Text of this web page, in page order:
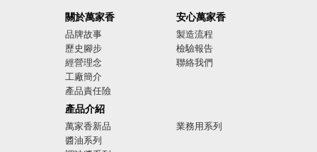
關於萬家香
品牌故事
歷史腳步
經營理念
工廠簡介
產品責任險
廣告影音
產品介紹
萬家香新品
醬油系列
業務用系列
安心萬家香
製造流程
檢驗報告
聯絡我們